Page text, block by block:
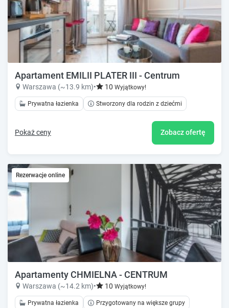
Apartament EMILII PLATER III - Centrum
Warszawa (~13.9 km)• 10 Wyjątkowy!
Prywatna łazienka Stworzony dla rodzin z dziećmi
Pokaż ceny Zobacz ofertę
Rezerwacje online
Apartamenty CHMIELNA - CENTRUM
Warszawa (~14.2 km)• 10 Wyjątkowy!
Prywatna łazienka Przygotowany na większe grupy